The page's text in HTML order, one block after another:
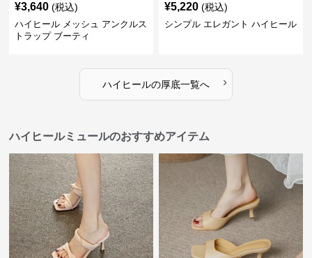
¥3,640 (税込)
ハイヒール メッシュ アンクルス
トラップ ブーティ
¥5,220 (税込)
シンプル エレガント ハイヒール
ハイヒールの厚底一覧へ ›
ハイヒールミュールのおすすめアイテム